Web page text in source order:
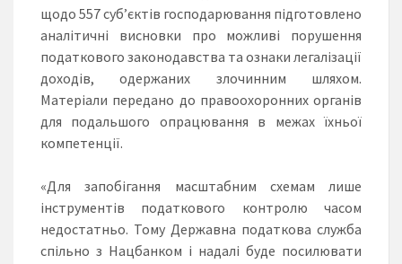
щодо 557 суб’єктів господарювання підготовлено
аналітичні висновки про можливі порушення
податкового законодавства та ознаки легалізації
доходів, одержаних злочинним шляхом.
Матеріали передано до правоохоронних органів
для подальшого опрацювання в межах їхньої
компетенції.
«Для запобігання масштабним схемам лише
інструментів податкового контролю часом
недостатньо. Тому Державна податкова служба
спільно з Нацбанком і надалі буде посилювати